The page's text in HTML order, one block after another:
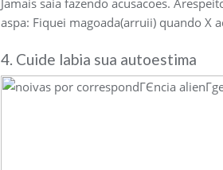
Jamais saia fazendo acusacoes.
aspa: Fiquei magoada(arruii) quando X
4. Cuide labia sua autoestima